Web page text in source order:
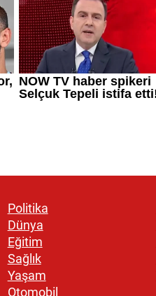
Politika
Dünya
Eğitim
Sağlık
Yaşam
Otomobil